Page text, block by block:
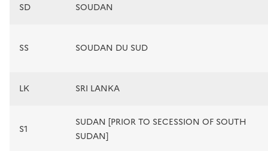
SD SOUDAN
SS SOUDAN DU SUD
LK SRI LANKA
S1
SUDAN [PRIOR TO SECESSION OF SOUTH
SUDAN]